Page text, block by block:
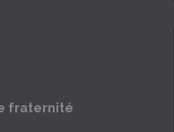
fraternité